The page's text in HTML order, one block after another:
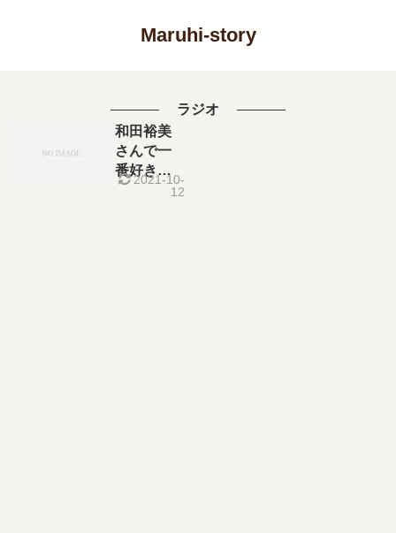
Maruhi-story
ラジオ
和田裕美
さんで一
番好きな
のはラジ
2021-10-
12